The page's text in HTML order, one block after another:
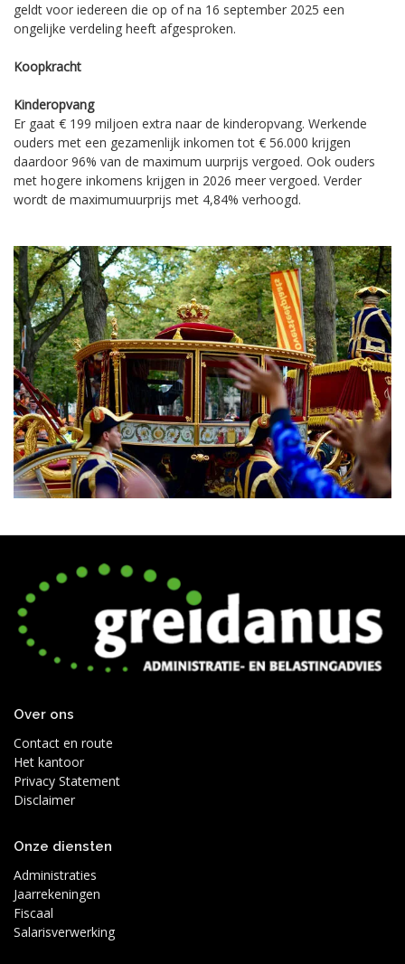
geldt voor iedereen die op of na 16 september 2025 een
ongelijke verdeling heeft afgesproken.
Koopkracht
Kinderopvang
Er gaat € 199 miljoen extra naar de kinderopvang. Werkende
ouders met een gezamenlijk inkomen tot € 56.000 krijgen
daardoor 96% van de maximum uurprijs vergoed. Ook ouders
met hogere inkomens krijgen in 2026 meer vergoed. Verder
wordt de maximumuurprijs met 4,84% verhoogd.
Over ons
Contact en route
Het kantoor
Privacy Statement
Disclaimer
Onze diensten
Administraties
Jaarrekeningen
Fiscaal
Salarisverwerking